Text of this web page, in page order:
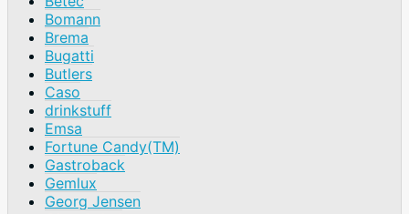
Bomann
Brema
Bugatti
Butlers
Caso
drinkstuff
Emsa
Fortune Candy(TM)
Gastroback
Gemlux
Georg Jensen